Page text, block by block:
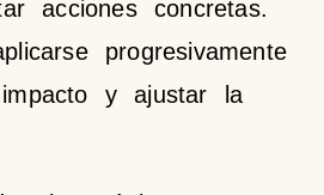
acciones concretas.
progresivamente
y ajustar la